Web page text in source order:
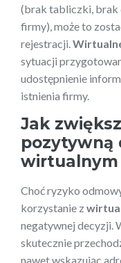
(brak tabliczki, brak
firmy), może to
rejestracji.
sytuacji
udostępnienie
istnienia firmy.
Jak
pozytywną
wirtualnym
Choć ryzyko
korzystanie z
negatywnej decyzji.
skutecznie
nawet wskazując